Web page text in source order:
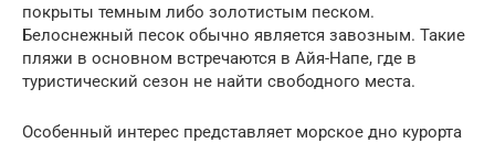
покрыты темным либо золотистым песком.
Белоснежный песок обычно является завозным. Такие
пляжи в основном встречаются в Айя-Напе, где в
туристический сезон не найти свободного места.
Особенный интерес представляет морское дно курорта